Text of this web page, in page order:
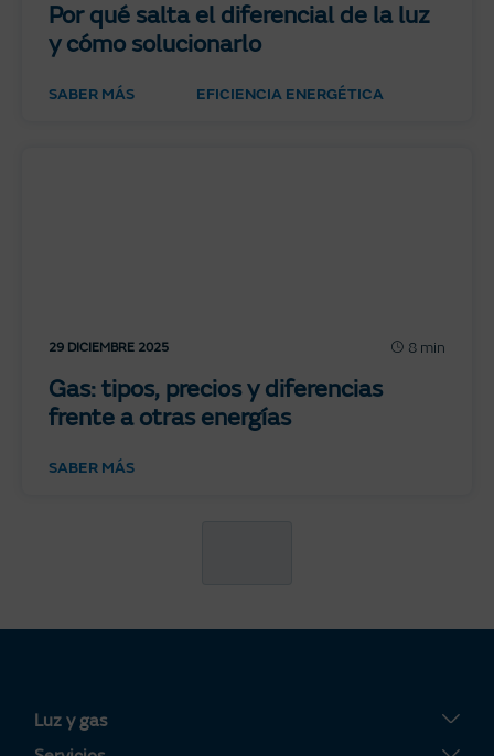
Por qué salta el diferencial de la luz
y cómo solucionarlo
SABER MÁS EFICIENCIA ENERGÉTICA
29 DICIEMBRE 2025 8 min
Gas: tipos, precios y diferencias
frente a otras energías
SABER MÁS
Luz y gas